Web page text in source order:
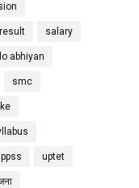
result salary
abhiyan
smc
uptet